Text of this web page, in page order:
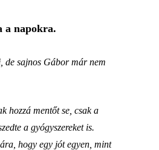
a napokra.
de sajnos Gábor már nem
hozzá mentőt se, csak a
a gyógyszereket is.
hogy egy jót egyen, mint